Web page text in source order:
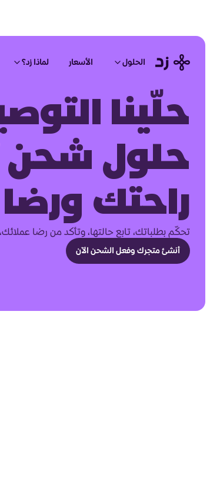
الحلول الأسعار لماذا زد؟
حلّينا
حلول شحن
راحتك
تحكّم بطلباتك، تابع حالتها، وتأكد من رضا
أنشئ متجرك وفعل الشحن الآن